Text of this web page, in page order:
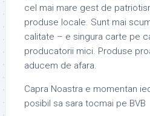
cel mai mare gest de
produse locale. Sunt mai
calitate – e singura carte pe
producatorii mici. Produse
aducem de afara.
Capra Noastra e momentan
posibil sa sara tocmai pe BVB